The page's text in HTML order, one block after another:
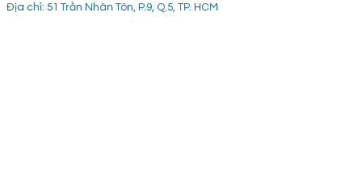
Địa chỉ: 51 Trần Nhân Tôn, P.9, Q.5, TP. HCM